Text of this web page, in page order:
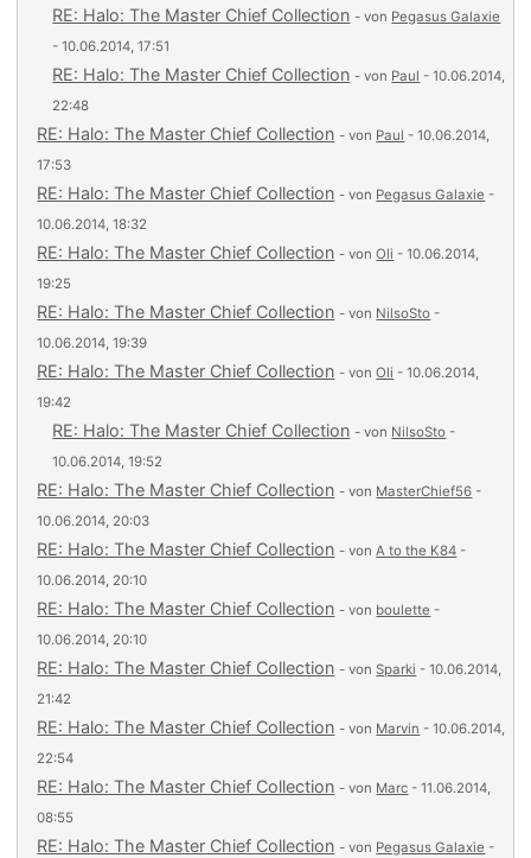
RE: Halo: The Master Chief Collection - von Pegasus Galaxie
- 10.06.2014, 17:51
RE: Halo: The Master Chief Collection - von Paul - 10.06.2014,
22:48
RE: Halo: The Master Chief Collection - von Paul - 10.06.2014,
17:53
RE: Halo: The Master Chief Collection - von Pegasus Galaxie -
10.06.2014, 18:32
RE: Halo: The Master Chief Collection - vonOli - 10.06.2014,
19:25
RE: Halo: The Master Chief Collection - von NilsoSto -
10.06.2014, 19:39
RE: Halo: The Master Chief Collection - vonOli - 10.06.2014,
19:42
RE: Halo: The Master Chief Collection - von NilsoSto -
10.06.2014, 19:52
RE: Halo: The Master Chief Collection - von MasterChief56 -
10.06.2014, 20:03
RE: Halo: The Master Chief Collection - vonA to the K84 -
10.06.2014, 20:10
RE: Halo: The Master Chief Collection - von boulette -
10.06.2014, 20:10
RE: Halo: The Master Chief Collection - vonSparki - 10.06.2014,
21:42
RE: Halo: The Master Chief Collection - von Marvin - 10.06.2014,
22:54
RE: Halo: The Master Chief Collection - von Marc - 11.06.2014,
08:55
RE: Halo: The Master Chief Collection - von Pegasus Galaxie -